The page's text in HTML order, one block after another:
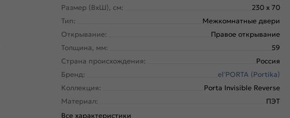
Размер (ВхШ), см:
230 x 70
Тип:
Межкомнатные двери
Открывание:
Правое открывание
Толщина, мм:
59
Страна происхождения:
Россия
Бренд:
el’PORTA (Portika)
Коллекция:
Porta Invisible Reverse
Материал:
ПЭТ
Все характеристики